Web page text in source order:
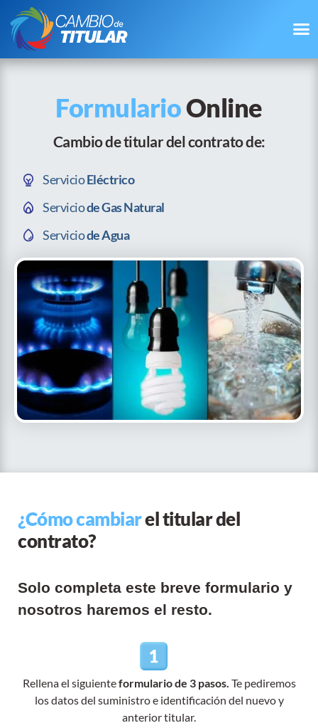
FormularioOnline
Cambio de titular del contrato de:
ServicioEléctrico
Serviciode Gas Natural
Serviciode Agua
¿Cómo cambiarel titular del
contrato?
Solo completa este breve formulario y
nosotros haremos el resto.
Rellena el siguienteformulario de 3 pasos. Te pediremos
los datos del suministro e identificación del nuevo y
anterior titular.